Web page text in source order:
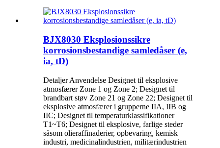
BJX8030 Eksplosionssikre
korrosionsbestandige samledåser (e,
ia, tD)
Detaljer Anvendelse Designet til eksplosive
atmosfærer Zone 1 og Zone 2; Designet til
brandbart støv Zone 21 og Zone 22; Designet til
eksplosive atmosfærer i grupperne IIA, IIB og
IIC; Designet til temperaturklassifikationer
T1~T6; Designet til eksplosive, farlige steder
såsom olieraffinaderier, opbevaring, kemisk
industri, medicinalindustrien, militærindustrien